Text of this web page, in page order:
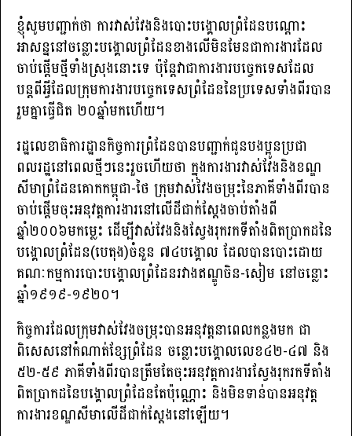
ខ្ញុំសូមបញ្ជាក់ថា ការវាស់វែងនិងបោះបង្គោលព្រំដែនបណ្តោះ
អាសន្ននៅចន្លោះបង្គោលព្រំដែនខាងលើមិនមែនជាការងារដែល
ចាប់ផ្ដើមថ្មីទាំងស្រុងនោះទេ ប៉ុន្តែវាជាការងារបច្ចេកទេសដែល
បន្តពីអ្វីដែលក្រុមការងារបច្ចេកទេសព្រំដែននៃប្រទេសទាំងពីរបាន
រួមគ្នាធ្វើជិត ២០ឆ្នាំមកហើយ។
រដ្ឋលេខាធិការដ្ឋានកិច្ចការព្រំដែនបានបញ្ជាក់ជូនបងប្អូនប្រជា
ពលរដ្ឋនៅពេលថ្មីៗនេះរួចហើយថា ក្នុងការងារវាស់វែងនិងខណ្ឌ
សីមាព្រំដែនគោកកម្ពុជា-ថៃ ក្រុមវាស់វែងចម្រុះនៃភាគីទាំងពីរបាន
ចាប់ផ្តើមចុះអនុវត្តការងារនៅលើដីជាក់ស្ដែងចាប់តាំងពី
ឆ្នាំ២០០៦មកម្លេះ ដើម្បីវាស់វែងនិងស្វែងរុករកទីតាំងពិតប្រាកដនៃ
បង្គោលព្រំដែន(បេតុង)ចំនួន ៧៤បង្គោល ដែលបានបោះដោយ
គណៈកម្មការបោះបង្គោលព្រំដែនរវាងឥណ្ឌូចិន-សៀម នៅចន្លោះ
ឆ្នាំ១៩១៩-១៩២០។
កិច្ចការដែលក្រុមវាស់វែងចម្រុះបានអនុវត្តនាពេលកន្លងមក ជា
ពិសេសនៅកំណាត់ខ្សែព្រំដែន ចន្លោះបង្គោលលេខ៤២-៤៧ និង
៥២-៥៩ ភាគីទាំងពីរបានត្រឹមតែចុះអនុវត្តការងារស្វែងរុករកទីតាំង
ពិតប្រាកដនៃបង្គោលព្រំដែនតែប៉ុណ្ណោះ និងមិនទាន់បានអនុវត្ត
ការងារខណ្ឌសីមាលើដីជាក់ស្ដែងនៅឡើយ។